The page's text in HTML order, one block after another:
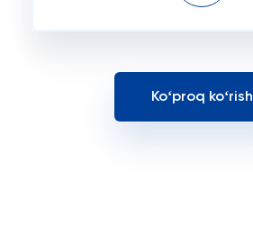
Koʻproq koʻrish